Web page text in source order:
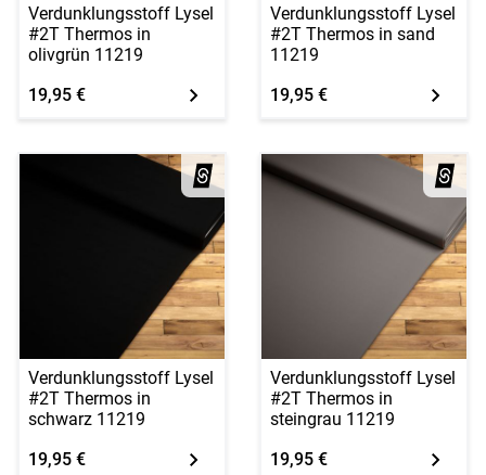
Verdunklungsstoff Lysel
#2T Thermos in
olivgrün 11219
19,95 €
Verdunklungsstoff Lysel
#2T Thermos in sand
11219
19,95 €
Verdunklungsstoff Lysel
#2T Thermos in
schwarz 11219
19,95 €
Verdunklungsstoff Lysel
#2T Thermos in
steingrau 11219
19,95 €